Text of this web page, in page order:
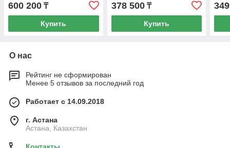
600 200 ₸
Купить
378 500₸
Купить
О нас
Рейтинг не сформирован
Менее 5 отзывов за последний год
Работает с 14.09.2018
г. Астана
Астана, Казахстан